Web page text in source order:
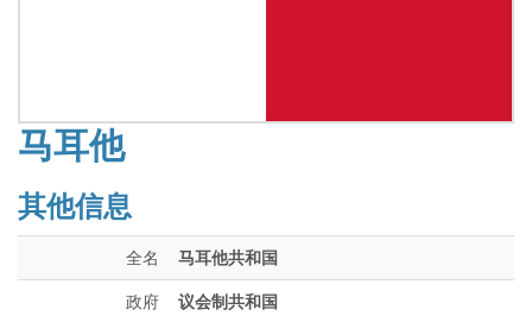
马耳他
其他信息
全名 马耳他共和国
政府 议会制共和国